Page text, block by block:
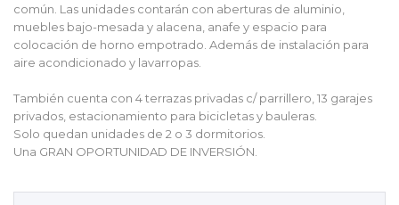
común. Las unidades contarán con aberturas de aluminio,
muebles bajo-mesada y alacena, anafe y espacio para
colocación de horno empotrado. Además de instalación para
aire acondicionado y lavarropas.
También cuenta con 4 terrazas privadas c/ parrillero, 13 garajes
privados, estacionamiento para bicicletas y bauleras.
Solo quedan unidades de 2 o 3 dormitorios.
Una GRAN OPORTUNIDAD DE INVERSIÓN.